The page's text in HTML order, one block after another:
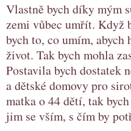
Vlastně bych díky mým
zemi vůbec umřít. Když
bych to, co umím,
život. Tak bych mohla
Postavila bych dostatek
a dětské domovy pro
matka o 44 dětí, tak
jim se vším, s čím by